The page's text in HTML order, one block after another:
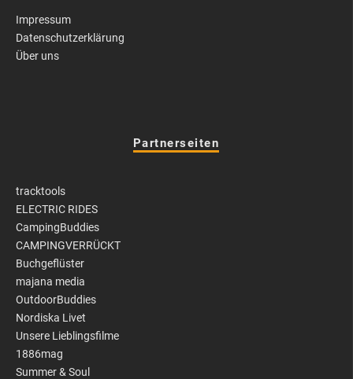
Impressum
Datenschutzerklärung
Über uns
Partnerseiten
tracktools
ELECTRIC RIDES
CampingBuddies
CAMPINGVERRÜCKT
Buchgeflüster
majana media
OutdoorBuddies
Nordiska Livet
Unsere Lieblingsfilme
1886mag
Summer & Soul